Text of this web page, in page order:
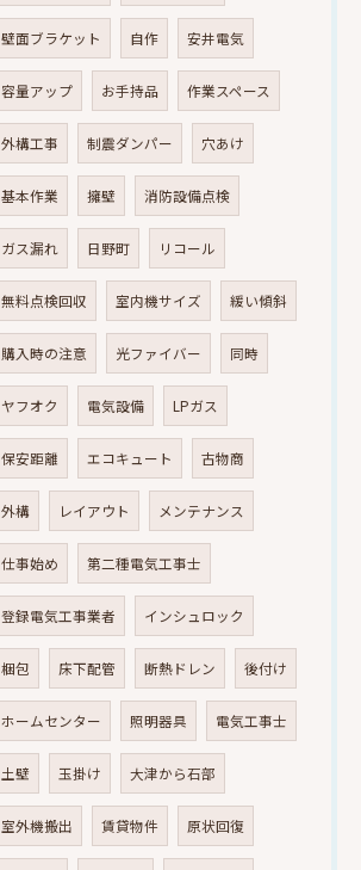
壁面ブラケット 自作 安井電気
容量アップ お手持品 作業スペース
外構工事 制震ダンパー 穴あけ
基本作業 擁壁 消防設備点検
ガス漏れ 日野町 リコール
無料点検回収 室内機サイズ 緩い傾斜
購入時の注意 光ファイバー 同時
ヤフオク 電気設備 LPガス
保安距離 エコキュート 古物商
外構 レイアウト メンテナンス
仕事始め 第二種電気工事士
登録電気工事業者 インシュロック
梱包 床下配管 断熱ドレン 後付け
ホームセンター 照明器具 電気工事士
土壁 玉掛け 大津から石部
室外機搬出 賃貸物件 原状回復